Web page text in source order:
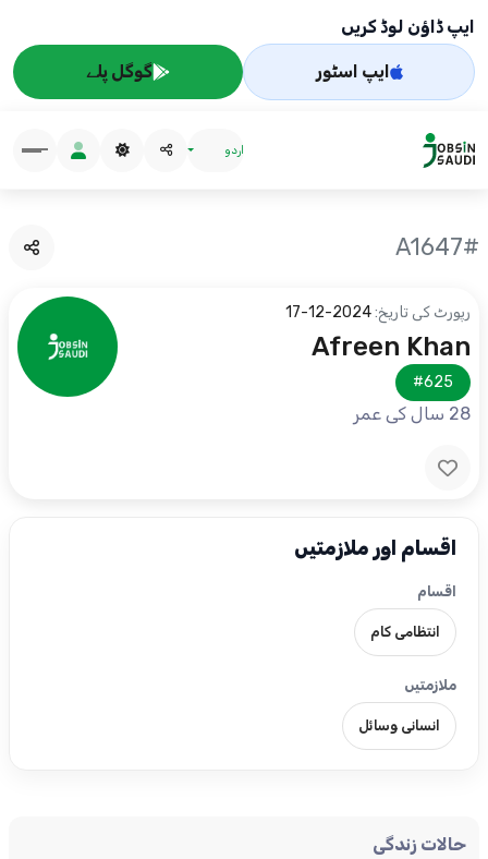
ایپ ڈاؤن لوڈ کریں
ایپ اسٹور گوگل پلے
اردو
#A1647
رپورٹ کی تاریخ:2024-12-17
Afreen Khan
#625
28 سال کی عمر
اقسام اور ملازمتیں
اقسام
انتظامی کام
ملازمتیں
انسانی وسائل
حالات زندگی